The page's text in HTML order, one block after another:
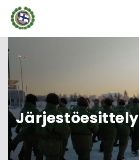
Järjestöesittely